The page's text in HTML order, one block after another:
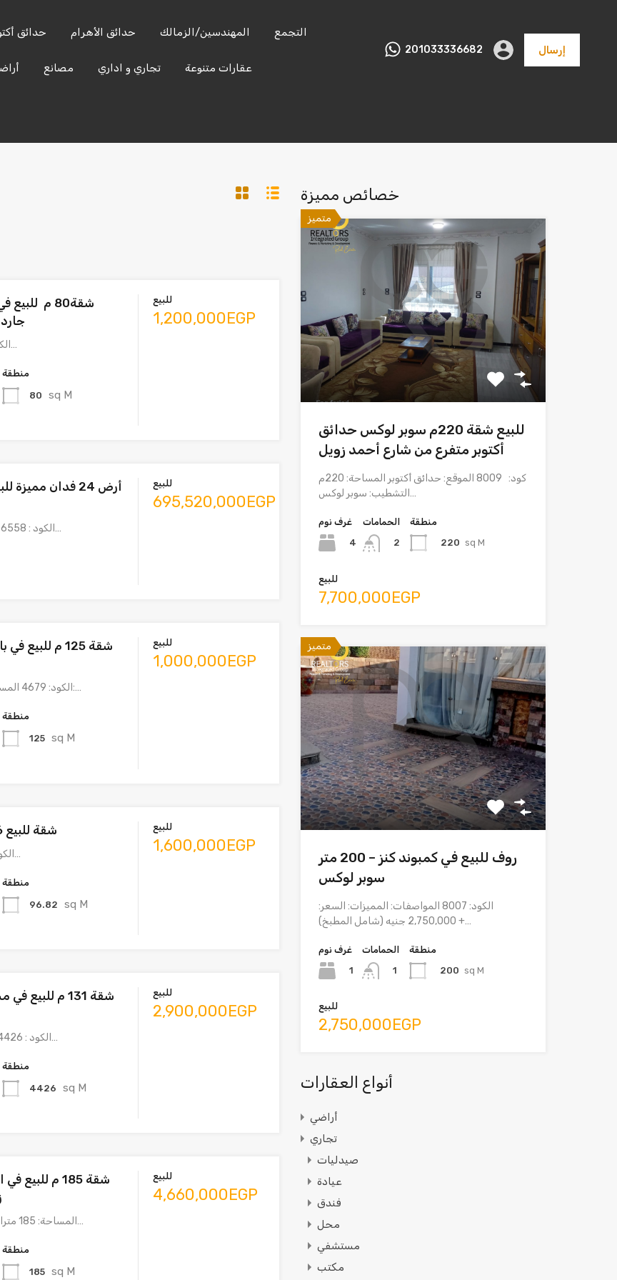
المهندسين/
الزمالك
التجمع
السخنة
عقارات
حدائق حدائق الأهرام المهندسين/الزمالك التجمع
مصانع تجاري و اداري عقارات متنوعة
201033336682 إرسال
شقة80 م
الكود : 8104 الدور الرابع…
منطقة
80 sq M
للبيع
1,200,000EGP
أرض 24 فدان
الكود : 6558 المساحة والتخصيص…
للبيع
695,520,000EGP
شقة 125 م للبيع
الكود: 4679 المساحة: 125 مترالتقسيم:…
منطقة
125 sq M
للبيع
1,000,000EGP
شقة للبيع 96 م كمبوند باديا
الكود : 4678 الموقع: دور…
منطقة
96.82 sq M
للبيع
1,600,000EGP
شقة 131 م للبيع
الكود : 4426 المواصفات: تفاصيل…
منطقة
4426 sq M
للبيع
2,900,000EGP
شقة 185 م
المساحة: 185 مترالموقع: المنطقة الأكثر…
منطقة
185 sq M
للبيع
4,660,000EGP
خصائص مميزة
متميز
للبيع شقة 220م سوبر لوكس حدائق
أكتوبر متفرع من شارع أحمد زويل
كود: 8009 الموقع: حدائق أكتوبر المساحة: 220م
التشطيب: سوبر لوكس…
غرف نوم
4
الحمامات
2
منطقة
220 sq M
للبيع
7,700,000EGP
متميز
روف للبيع في كمبوند كنز – 200 متر
سوبر لوكس
الكود: 8007 المواصفات: المميزات: السعر:
2,750,000 جنيه (شامل المطبخ) +…
غرف نوم
1
الحمامات
1
منطقة
200 sq M
للبيع
2,750,000EGP
أنواع العقارات
أراضي
تجاري
صيدليات
عيادة
فندق
محل
مستشفي
مكتب